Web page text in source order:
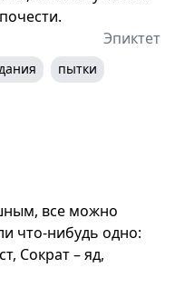
Эпиктет
пытки
все можно
что-нибудь одно:
Сократ – яд,